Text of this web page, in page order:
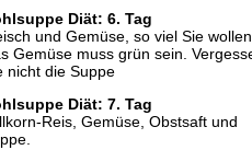
Diät: 6. Tag
und Gemüse, so viel Sie
Gemüse muss grün sein.
nicht die Suppe
Diät: 7. Tag
Reis, Gemüse, Obstsaft und